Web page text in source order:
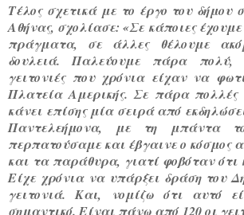
Τέλος σχετικά με το έργο του δήμου
Αθήνας, σχολίασε: «Σε κάποιες
πράγματα, σε άλλες θέλουμε
δουλειά. Παλεύουμε πάρα πολύ,
γειτονιές που χρόνια είχαν να
Πλατεία Αμερικής. Σε πάρα πολλές
κάνει επίσης μία σειρά από
Παντελεήμονα, με τη μπάντα
περπατούσαμε και έβγαινε ο κόσμος
και τα παράθυρα, γιατί φοβόταν ότι
Είχε χρόνια να υπάρξει δράση του
γειτονιά. Και, νομίζω ότι αυτό
σημαντικό. Είναι πάνω από 120 οι